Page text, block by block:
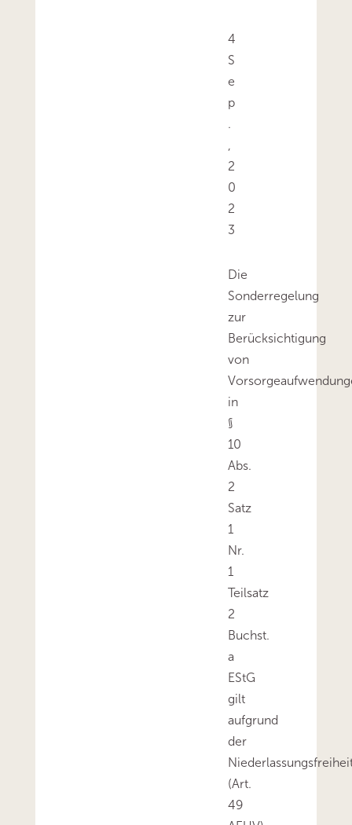
4
S
e
p
.
,
2
0
2
3
Die
Sonderregelung
zur
Berücksichtigung
von
in
§
10
Abs.
2
Satz
1
Nr.
1
Teilsatz
2
Buchst.
a
EStG
gilt
aufgrund
der
(Art.
49